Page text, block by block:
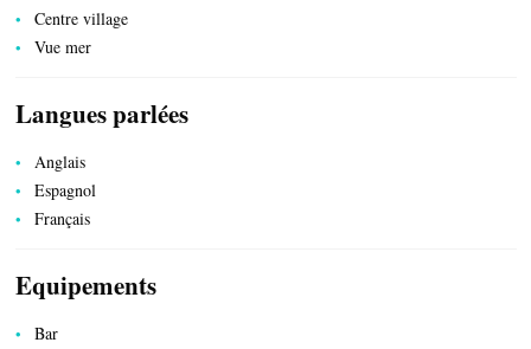
Centre village
Vue mer
Langues parlées
Anglais
Espagnol
Français
Equipements
Bar